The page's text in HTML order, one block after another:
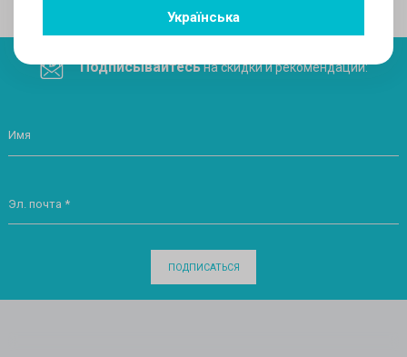
Українська
Подписывайтесьна скидки и рекомендации:
Имя
Эл. почта *
ПОДПИСАТЬСЯ